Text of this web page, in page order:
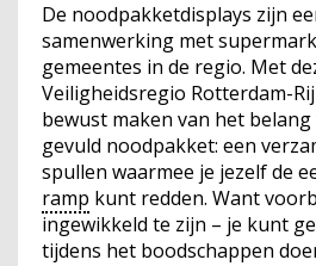
De noodpakketdisplays zijn
samenwerking met
gemeentes in de regio. Met
Veiligheidsregio Rotterdam-
bewust maken van het belang
gevuld noodpakket: een
spullen waarmee je jezelf de
ramp kunt redden. Want
ingewikkeld te zijn – je kunt
tijdens het boodschappen